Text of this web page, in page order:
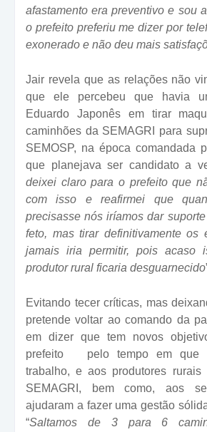
afastamento era preventivo e sou
o prefeito preferiu me dizer por
exonerado e não deu mais
Jair revela que as relações não
que ele percebeu que havia
Eduardo Japonês em tirar
caminhões da SEMAGRI para
SEMOSP, na época comandada
que planejava ser candidato a
deixei claro para o prefeito que
com isso e reafirmei que
precisasse nós iríamos dar
feto, mas tirar definitivamente os
jamais iria permitir, pois acaso
produtor rural ficaria desguarnecido
Evitando tecer críticas, mas
pretende voltar ao comando da
em dizer que tem novos
prefeito
pelo tempo em que
trabalho, e aos produtores rurais
SEMAGRI, bem como, aos
ajudaram a fazer uma gestão
“Saltamos de 3 para 6